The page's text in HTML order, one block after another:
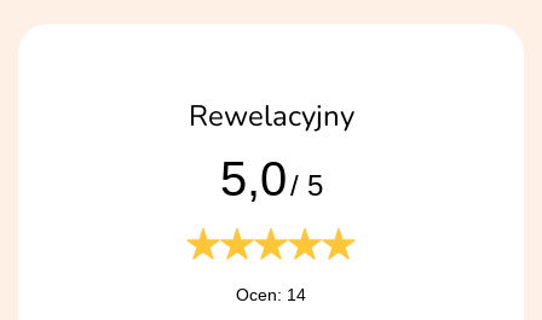
Rewelacyjny
5,0/ 5
Ocen: 14